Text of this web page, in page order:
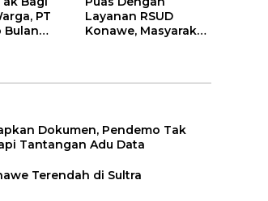
PT
Bulan
Layanan RSUD
Konawe, Masyarakat
Dokumen, Pendemo Tak
Tantangan Adu Data
Terendah di Sultra